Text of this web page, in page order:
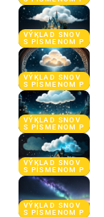
VÝKLAD SNOV
S PÍSMENOM P
VÝKLAD SNOV
S PÍSMENOM P
VÝKLAD SNOV
S PÍSMENOM P
VÝKLAD SNOV
S PÍSMENOM P
VÝKLAD SNOV
S PÍSMENOM P